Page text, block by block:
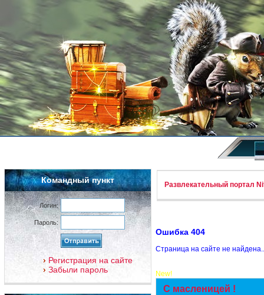
Командный пункт
Логин:
Пароль:
Регистрация на сайте
Забыли пароль
Развлекательный портал
Ошибка 404
Страница на сайте не
New!
С масленицей !